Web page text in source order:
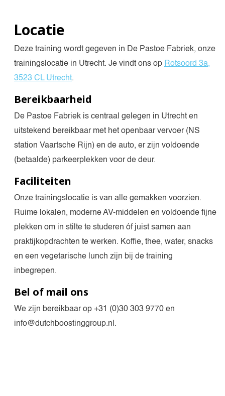
Locatie
Deze training wordt gegeven in De Pastoe Fabriek, onze
trainingslocatie in Utrecht. Je vindt ons op Rotsoord 3a,
3523 CL Utrecht.
Bereikbaarheid
De Pastoe Fabriek is centraal gelegen in Utrecht en
uitstekend bereikbaar met het openbaar vervoer (NS
station Vaartsche Rijn) en de auto, er zijn voldoende
(betaalde) parkeerplekken voor de deur.
Faciliteiten
Onze trainingslocatie is van alle gemakken voorzien.
Ruime lokalen, moderne AV-middelen en voldoende fijne
plekken om in stilte te studeren óf juist samen aan
praktijkopdrachten te werken. Koffie, thee, water, snacks
en een vegetarische lunch zijn bij de training
inbegrepen.
Bel of mail ons
We zijn bereikbaar op +31 (0)30 303 9770 en
info@dutchboostinggroup.nl.